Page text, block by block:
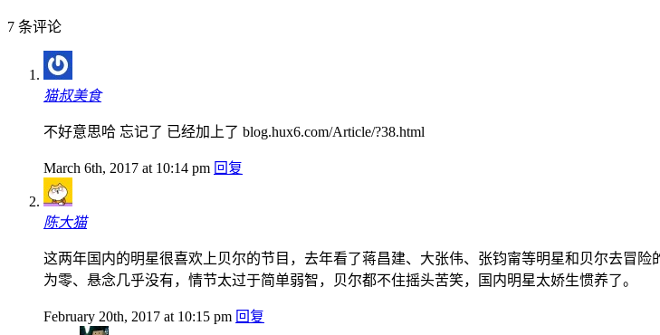
7 条评论
猫叔美食
不好意思哈 忘记了 已经加上了 blog.hux6.com/Article/?38.html
March 6th, 2017 at 10:14 pm 回复
陈大猫
这两年国内的明星很喜欢上贝尔的节目，去年看了蒋昌建、大张伟、张钧甯等明星和贝尔去
为零、悬念几乎没有，情节太过于简单弱智，贝尔都不住摇头苦笑，国内明星太娇生惯养了。
February 20th, 2017 at 10:15 pm 回复